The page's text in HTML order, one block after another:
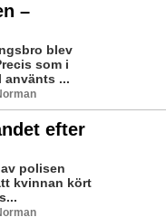
–
blev
som i
använts ...
efter
polisen
kvinnan kört